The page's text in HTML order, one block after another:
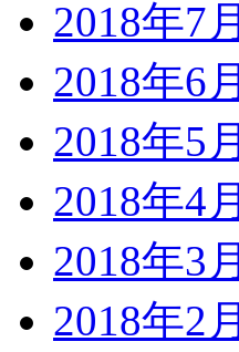
2018年7月
2018年6月
2018年5月
2018年4月
2018年3月
2018年2月